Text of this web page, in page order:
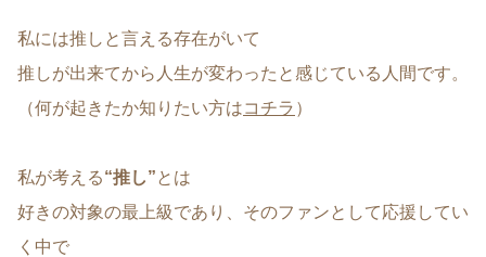
私には推しと言える存在がいて
推しが出来てから人生が変わったと感じている人間です。
（何が起きたか知りたい方はコチラ ）
私が考える“推し”とは
好きの対象の最上級であり、そのファンとして応援してい
く中で